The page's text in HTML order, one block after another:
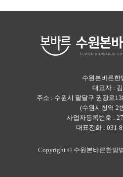
수원본바른한
대표자 :
주소 : 수원시 팔달구 권광로
(수원시청역 2
사업자등록번호 :
대표전화 : 031-
Copyright © 수원본바른한방